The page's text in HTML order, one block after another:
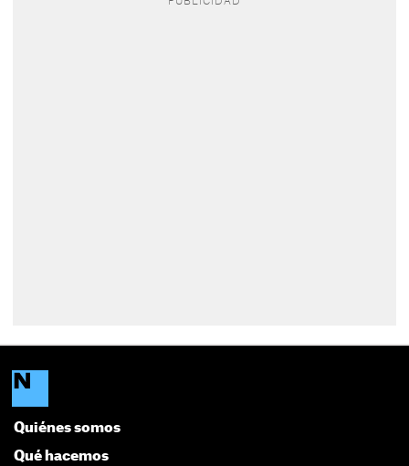
Quiénes somos
Qué hacemos